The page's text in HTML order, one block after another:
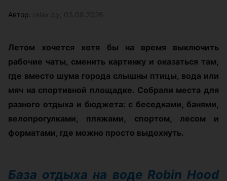
Автор:
Летом хочется хотя бы на время выключить
рабочие чаты, сменить картинку и оказаться там,
где вместо шума города слышны птицы, вода или
мяч на спортивной площадке. Собрали места для
разного отдыха и бюджета: с беседками, банями,
велопрогулками, пляжами, спортом, лесом и
форматами, где можно просто выдохнуть.
База отдыха на воде Robin Hood